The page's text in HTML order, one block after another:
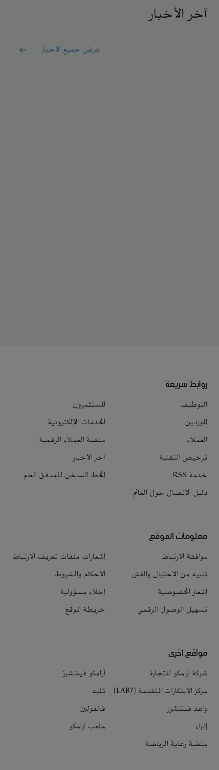
آخر الأخبار
عرض جميع الأخبار
روابط سريعة
التوظيف
المستثمرون
الموردين
الخدمات الإلكترونية
العملاء
منصة العملاء الرقمية
ترخيص التقنية
آخر الأخبار
خدمة RSS
الخط الساخن للمدقق العام
دليل الاتصال حول العالم
معلومات الموقع
موافقة الارتباط
إشعارات ملفات تعريف الارتباط
تنبيه من الاحتيال والغش
الأحكام والشروط
إشعار الخصوصية
إخلاء مسؤولية
تسهيل الوصول الرقمي
خريطة الموقع
مواقع أخرى
شركة أرامكو للتجارة
أرامكو فينتشرز
مركز الابتكارات المتقدمة (LAB7)
تليد
واعد فينتشرز
فالفولين
إثراء
ملعب أرامكو
منصّة رعاية الرياضة